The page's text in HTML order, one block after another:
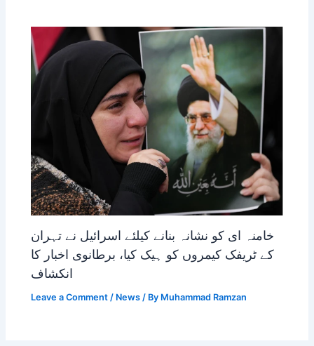
خامنہ ای کو نشانہ بنانے کیلئے اسرائیل نے تہران
کے ٹریفک کیمروں کو ہیک کیا، برطانوی اخبار کا
انکشاف
Leave a Comment / News / By Muhammad Ramzan